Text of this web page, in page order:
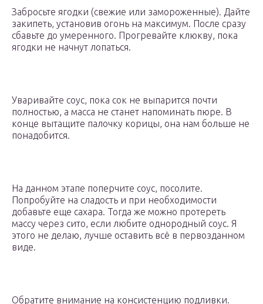
Забросьте ягодки (свежие или замороженные). Дайте
закипеть, установив огонь на максимум. После сразу
сбавьте до умеренного. Прогревайте клюкву, пока
ягодки не начнут лопаться.
Уваривайте соус, пока сок не выпарится почти
полностью, а масса не станет напоминать пюре. В
конце вытащите палочку корицы, она нам больше не
понадобится.
На данном этапе поперчите соус, посолите.
Попробуйте на сладость и при необходимости
добавьте еще сахара. Тогда же можно протереть
массу через сито, если любите однородный соус. Я
этого не делаю, лучше оставить всё в первозданном
виде.
Обратите внимание на консистенцию подливки.